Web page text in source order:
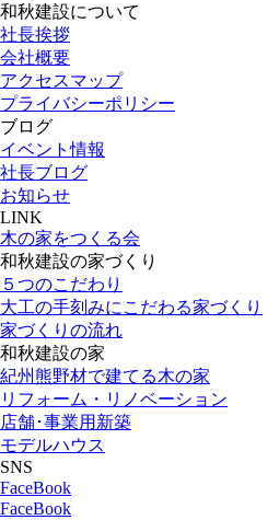
和秋建設について
社長挨拶
会社概要
アクセスマップ
プライバシーポリシー
ブログ
イベント情報
社長ブログ
お知らせ
LINK
木の家をつくる会
和秋建設の家づくり
５つのこだわり
大工の手刻みにこだわる家づくり
家づくりの流れ
和秋建設の家
紀州熊野材で建てる木の家
リフォーム・リノベーション
店舗･事業用新築
モデルハウス
SNS
FaceBook
FaceBook